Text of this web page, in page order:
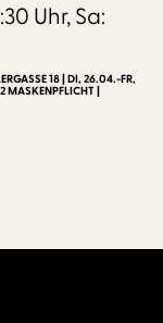
Uhr, Sa:
18 | DI, 26.04.-FR,
|